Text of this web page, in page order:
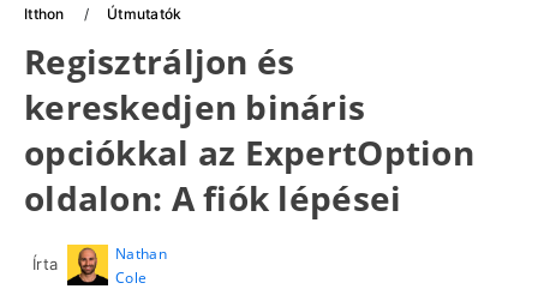
Itthon Útmutatók
Regisztráljon és
kereskedjen bináris
opciókkal az ExpertOption
oldalon: A fiók lépései
Írta
Nathan
Cole